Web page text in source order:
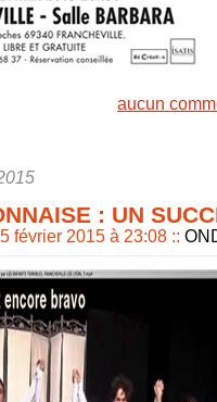
aucun
: UN
février 2015 à 23:08 ::